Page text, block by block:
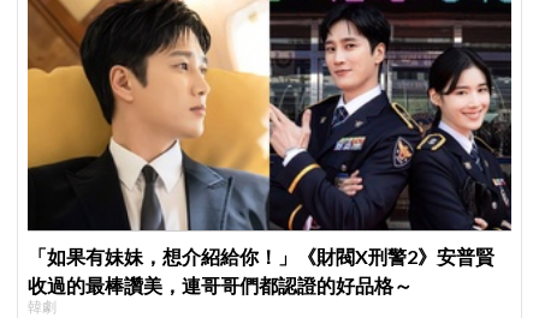
「如果有妹妹，想介紹給你！」《財閥X刑警2》安普賢
收過的最棒讚美，連哥哥們都認證的好品格～
韓劇